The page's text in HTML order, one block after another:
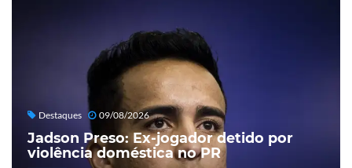
Destaques 09/08/2026
Jadson Preso: Ex-jogador detido por
violência doméstica no PR